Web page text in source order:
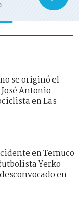
se originó el
Antonio
en Las
en Temuco
Yerko
en